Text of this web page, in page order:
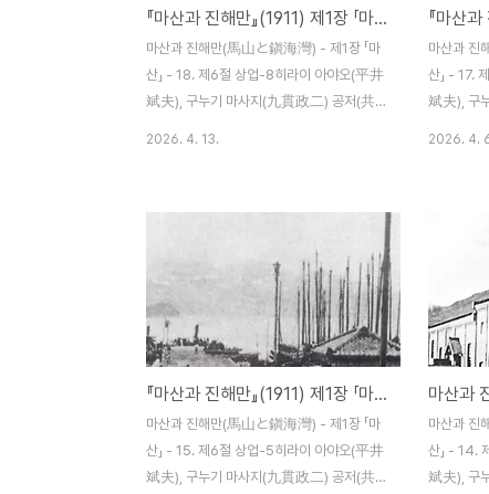
日報) 150부, 조선시보(朝鮮時報) 120부,
경일(京日) 100부가 있다. 도쿄의 신문 치고
가장 잘 나가는 것이 호치(報知)의 100부,
그..
(岡本兵
郞) 등이
및 승합마
영업에..
『마산과 진해만』(1911) 제1장 「마산」 - 18. 제6절 상업-8
마산과 진해만(馬山と鎭海灣) - 제1장 「마
산」 - 18. 제6절 상업-8히라이 아야오(平井
斌夫), 구누기 마사지(九貫政二) 공저(共
157명이나 된다. 이 숫자를 한 달 동안에 누
계한다면 4,710명, 일 년 같으면 56,520명
으로 계산이 되는데 이 숫자는 최성기를 기준
으로 한 것이라 아마 실제 숫자와는 차이가
날 것은 피하지 못할 것이다. 하여튼 그 숫자
가 아주 많기에 바로 여관업을 해볼까 하는
인사도 두셋으로 머물지는 않을 것이다. 아래
에 여관명과 숙박요금을 적으니 그 앞..
2026. 4. 13.
마산과 진
산」 - 17.
斌夫), 구
대가업자
히는 이들
는 단층
집은 1평
무리가 없
나카 유즈
즈미상점(
상점(中井
상회(藤崎
사업전 궁
2026. 4.
『마산과 진해만』(1911) 제1장 「마산」 - 15. 제6절 상업-5
마산과 진해만(馬山と鎭海灣) - 제1장 「마
산」 - 15. 제6절 상업-5히라이 아야오(平井
斌夫), 구누기 마사지(九貫政二) 공저(共
마산과 진
산」 - 14.
斌夫), 구